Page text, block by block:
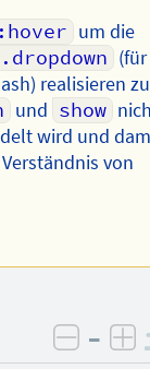
:hover um die
.dropdown (für
realisieren zu
und show
wird und
von
–